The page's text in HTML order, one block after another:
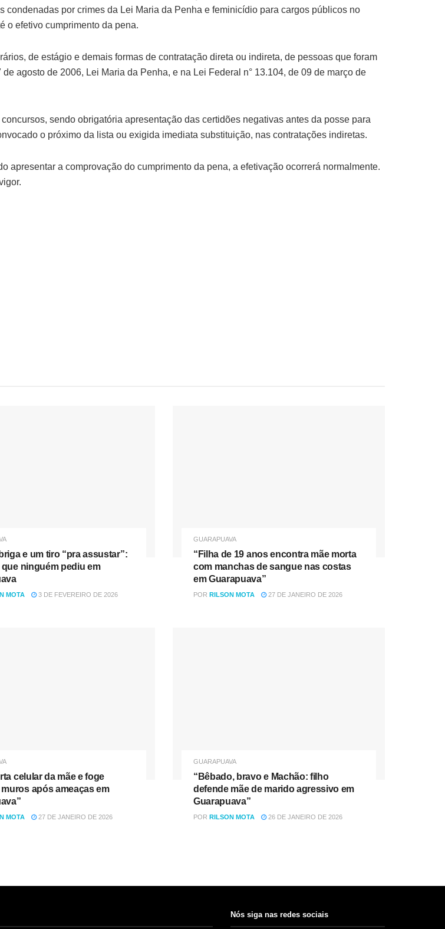
por crimes da Lei Maria da Penha e feminicídio para cargos públicos no
o efetivo cumprimento da pena.
de estágio e demais formas de contratação direta ou indireta, de pessoas que foram
agosto de 2006, Lei Maria da Penha, e na Lei Federal n° 13.104, de 09 de março de
sendo obrigatória apresentação das certidões negativas antes da posse para
o próximo da lista ou exigida imediata substituição, nas contratações indiretas.
apresentar a comprovação do cumprimento da pena, a efetivação ocorrerá normalmente.
e um tiro “pra assustar”:
ninguém pediu em
MOTA 3 DE FEVEREIRO DE 2026
GUARAPUAVA
“Filha de 19 anos encontra mãe morta
com manchas de sangue nas costas
em Guarapuava”
POR RILSON MOTA 27 DE JANEIRO DE 2026
celular da mãe e foge
após ameaças em
MOTA 27 DE JANEIRO DE 2026
GUARAPUAVA
“Bêbado, bravo e Machão: filho
defende mãe de marido agressivo em
Guarapuava”
POR RILSON MOTA 26 DE JANEIRO DE 2026
Nós siga nas redes sociais